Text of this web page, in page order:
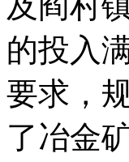
的投入
要求，
了冶金